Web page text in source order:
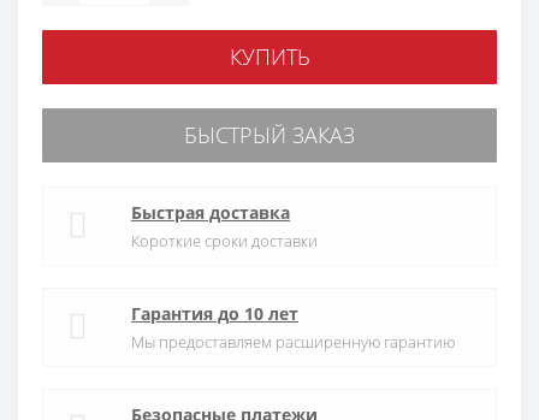
КУПИТЬ
БЫСТРЫЙ ЗАКАЗ
Быстрая доставка
Короткие сроки доставки
Гарантия до 10 лет
Мы предоставляем расширенную гарантию
Безопасные платежи